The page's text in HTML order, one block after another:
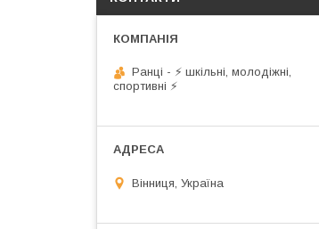
Ранці - ⚡ шкільні, молодіжні,
спортивні ⚡
Вінниця, Україна